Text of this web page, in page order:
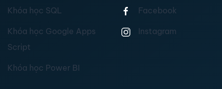
Khóa học SQL
Khóa học Google Apps
Script
Khóa học Power BI
Facebook
Instagram